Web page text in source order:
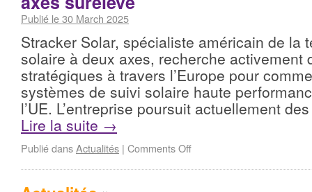
Publié le 30 March 2025
Stracker Solar, spécialiste américain de la
solaire à deux axes, recherche activement
stratégiques à travers l’Europe pour
systèmes de suivi solaire haute
l’UE. L’entreprise poursuit actuellement
Lire la suite →
Publié dansActualités | Comments Off